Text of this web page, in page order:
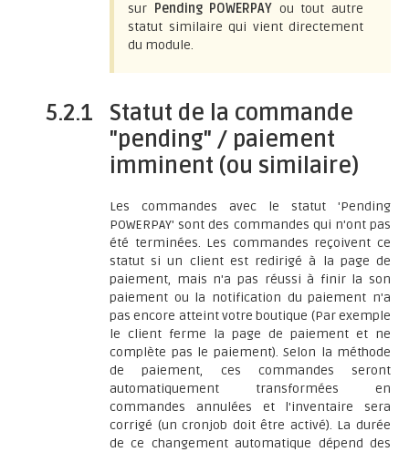
sur Pending POWERPAY ou tout autre
statut similaire qui vient directement
du module.
5.2.1
Statut de la commande
"pending" / paiement
imminent (ou similaire)
Les commandes avec le statut 'Pending
POWERPAY' sont des commandes qui n'ont pas
été terminées. Les commandes reçoivent ce
statut si un client est redirigé à la page de
paiement, mais n'a pas réussi à finir la son
paiement ou la notification du paiement n'a
pas encore atteint votre boutique (Par exemple
le client ferme la page de paiement et ne
complète pas le paiement). Selon la méthode
de paiement, ces commandes seront
automatiquement transformées en
commandes annulées et l'inventaire sera
corrigé (un cronjob doit être activé). La durée
de ce changement automatique dépend des